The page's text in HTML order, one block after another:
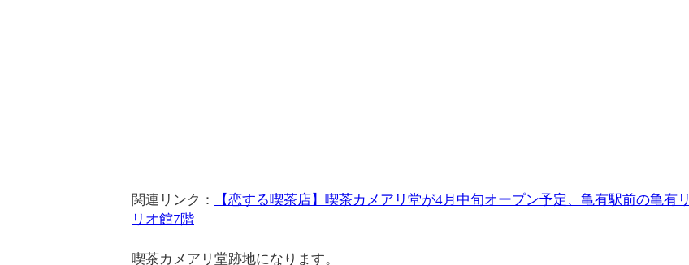
関連リンク：
【恋する喫茶店】喫茶カメアリ堂が4月中旬オープン予定、亀有駅前の亀有リ
リオ館7階
喫茶カメアリ堂跡地になります。